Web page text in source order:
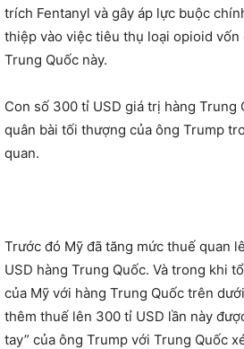
trích Fentanyl và gây áp lực buộc
thiệp vào việc tiêu thụ loại opioid vốn
Trung Quốc này.
Con số 300 tỉ USD giá trị hàng Trung
quân bài tối thượng của ông Trump
quan.
Trước đó Mỹ đã tăng mức thuế quan
USD hàng Trung Quốc. Và trong khi
của Mỹ với hàng Trung Quốc trên
thêm thuế lên 300 tỉ USD lần này
tay” của ông Trump với Trung Quốc